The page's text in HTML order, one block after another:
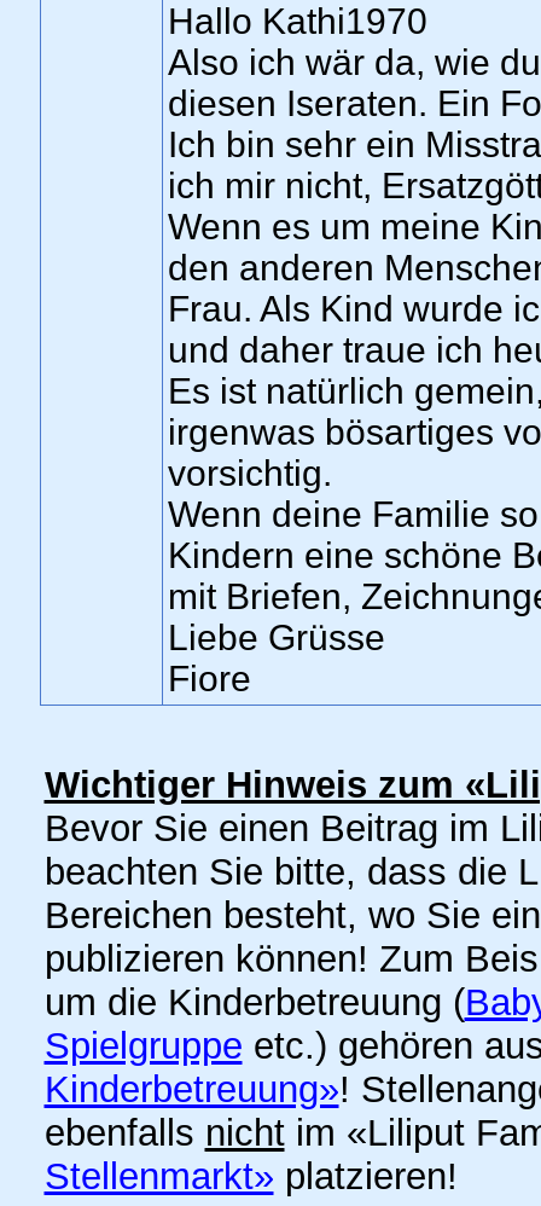
Hallo Kathi1970
Also ich wär da, wie
diesen Iseraten. Ein
Ich bin sehr ein
ich mir nicht,
Wenn es um meine
den anderen
Frau. Als Kind wurde
und daher traue ich
Es ist natürlich
irgenwas bösartiges
vorsichtig.
Wenn deine Familie
Kindern eine schöne
mit Briefen,
Liebe Grüsse
Fiore
Wichtiger Hinweis zum
Bevor Sie einen Beitrag im
beachten Sie bitte, dass die
Bereichen besteht, wo Sie
publizieren können! Zum
um die Kinderbetreuung (
Spielgruppe etc.) gehören
Kinderbetreuung»!
ebenfalls nichtim «Liliput
Stellenmarkt» platzieren!